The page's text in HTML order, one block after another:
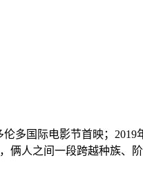
多国际电影节首映；
人之间一段跨越种族、阶